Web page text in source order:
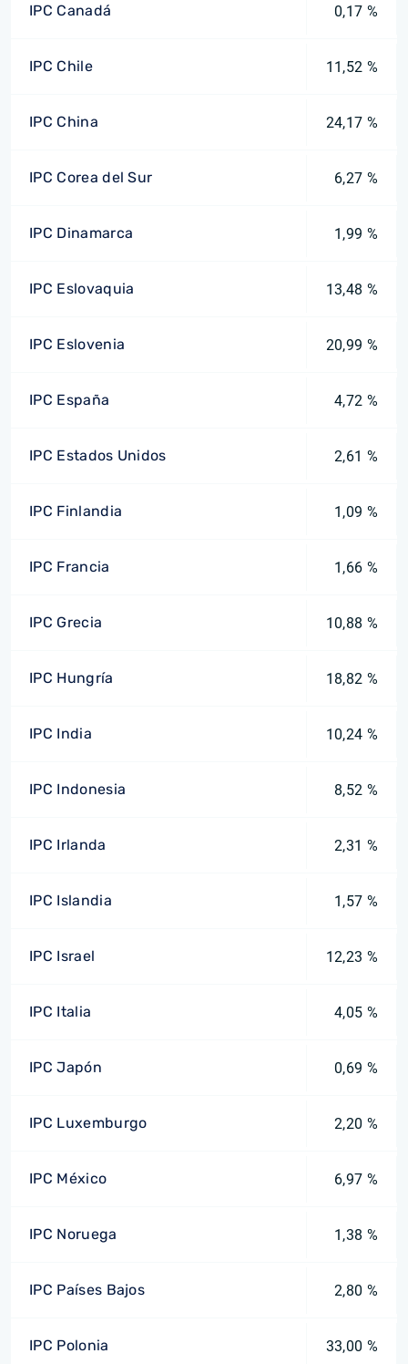
IPC Canadá 0,17 %
IPC Chile 11,52 %
IPC China 24,17 %
IPC Corea del Sur 6,27 %
IPC Dinamarca 1,99 %
IPC Eslovaquia 13,48 %
IPC Eslovenia 20,99 %
IPC España 4,72 %
IPC Estados Unidos 2,61 %
IPC Finlandia 1,09 %
IPC Francia 1,66 %
IPC Grecia 10,88 %
IPC Hungría 18,82 %
IPC India 10,24 %
IPC Indonesia 8,52 %
IPC Irlanda 2,31 %
IPC Islandia 1,57 %
IPC Israel 12,23 %
IPC Italia 4,05 %
IPC Japón 0,69 %
IPC Luxemburgo 2,20 %
IPC México 6,97 %
IPC Noruega 1,38 %
IPC Países Bajos 2,80 %
IPC Polonia 33,00 %